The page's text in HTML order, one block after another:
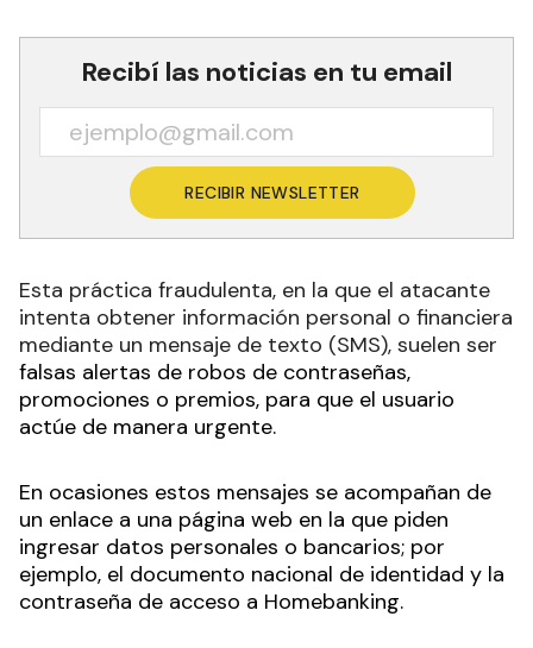
Recibí las noticias en tu email
RECIBIR NEWSLETTER
Esta práctica fraudulenta, en la que el atacante
intenta obtener información personal o financiera
mediante un mensaje de texto (SMS), suelen ser
falsas alertas de robos de contraseñas,
promociones o premios, para que el usuario
actúe de manera urgente.
En ocasiones estos mensajes se acompañan de
un enlace a una página web en la que piden
ingresar datos personales o bancarios; por
ejemplo, el documento nacional de identidad y la
contraseña de acceso a Homebanking.